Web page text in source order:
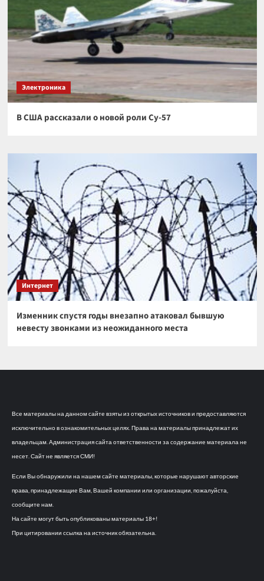
Электроника
В США рассказали о новой роли Су-57
Интернет
Изменник спустя годы внезапно атаковал бывшую
невесту звонками из неожиданного места
Все материалы на данном сайте взяты из открытых источников и предоставляются
исключительно в ознакомительных целях. Права на материалы принадлежат их
владельцам. Администрация сайта ответственности за содержание материала не
несет. Сайт не является СМИ!
Если Вы обнаружили на нашем сайте материалы, которые нарушают авторские
права, принадлежащие Вам, Вашей компании или организации, пожалуйста,
сообщите нам.
На сайте могут быть опубликованы материалы 18+!
При цитировании ссылка на источник обязательна.